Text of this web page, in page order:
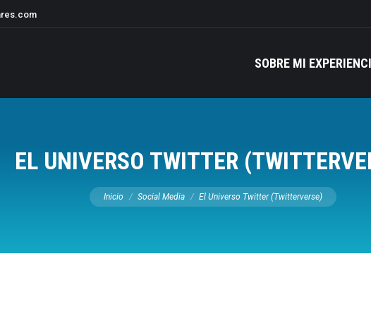
SOBRE MI
EL UNIVERSO TWITTER
Estás aquí:
Inicio Social Media El Universo Twitter (Twitterverse)